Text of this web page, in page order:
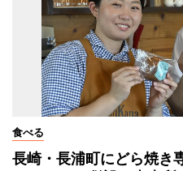
食べる
長崎・長浦町にどら焼き